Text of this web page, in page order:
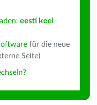
eesti keel
für die neue
Seite)